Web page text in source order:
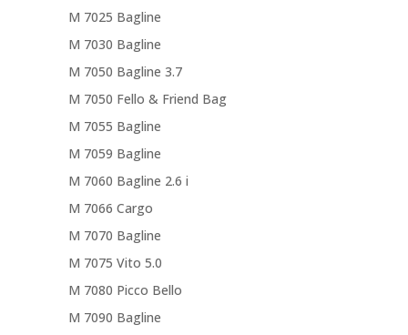
M 7025 Bagline
M 7030 Bagline
M 7050 Bagline 3.7
M 7050 Fello & Friend Bag
M 7055 Bagline
M 7059 Bagline
M 7060 Bagline 2.6 i
M 7066 Cargo
M 7070 Bagline
M 7075 Vito 5.0
M 7080 Picco Bello
M 7090 Bagline